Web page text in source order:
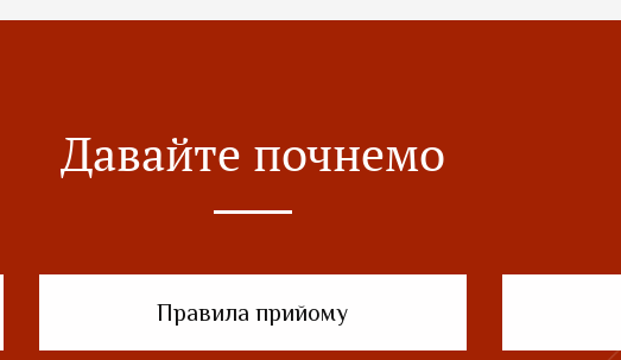
Давайте почнемо
Правила прийому